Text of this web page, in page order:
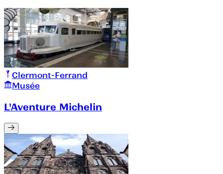
Clermont-Ferrand
Musée
L'Aventure Michelin